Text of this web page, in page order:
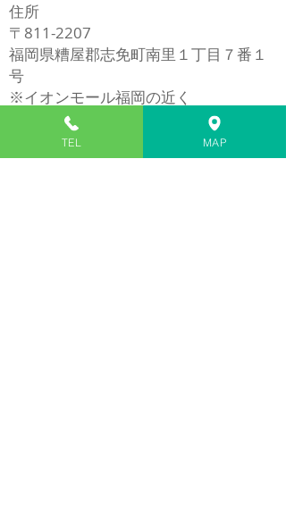
住所
〒811-2207
福岡県糟屋郡志免町南里１丁目７番１
号
​※イオンモール福岡の近く
​092-980-5272
TEL MAP